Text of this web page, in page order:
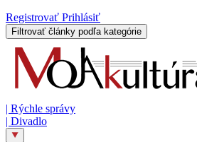
Registrovať Prihlásiť
Filtrovať články podľa kategórie
| Rýchle správy
| Divadlo